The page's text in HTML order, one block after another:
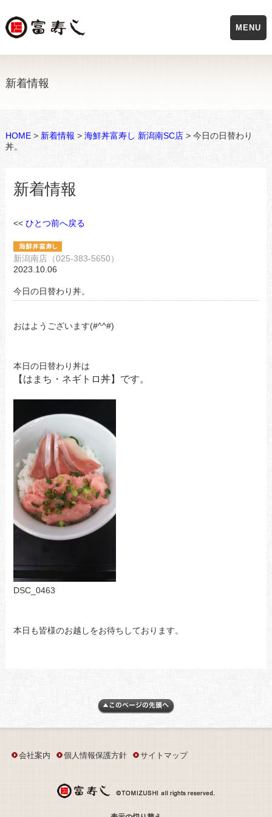
新着情報
HOME> 新着情報 > 海鮮丼富寿し 新潟南SC店> 今日の日替わり
丼。
新着情報
<< ひとつ前へ戻る
新潟南店（025-383-5650）
2023.10.06
今日の日替わり丼。
おはようございます(#^^#)
本日の日替わり丼は
【はまち・ネギトロ丼】です。
DSC_0463
本日も皆様のお越しをお待ちしております。
会社案内 個人情報保護方針 サイトマップ
MENU